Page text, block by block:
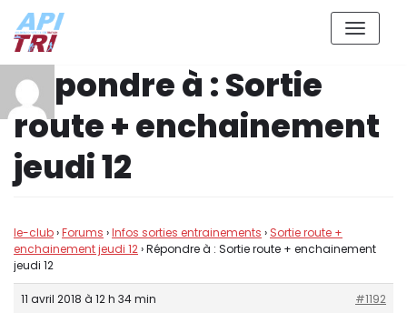
Aller
contenu
Répondre à : Sortie
route + enchainement
jeudi 12
le-club›Forums ›Infos sorties entrainements › Sortie route +
enchainement jeudi 12›Répondre à : Sortie route + enchainement
jeudi 12
11 avril 2018 à 12 h 34 min
#1192